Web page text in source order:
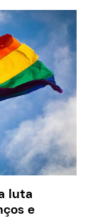
luta
e